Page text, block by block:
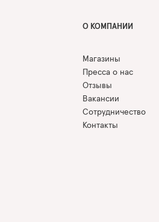
О КОМПАНИИ
Магазины
Пресса о нас
Отзывы
Вакансии
Сотрудничество
Контакты